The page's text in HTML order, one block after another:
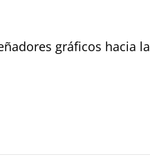
gráficos hacia